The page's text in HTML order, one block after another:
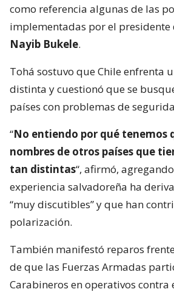
como referencia algunas de las
implementadas por el presidente
Nayib Bukele.
Tohá sostuvo que Chile enfrenta
distinta y cuestionó que se
países con problemas de
“No entiendo por qué tenemos
nombres de otros países que
tan distintas“, afirmó,
experiencia salvadoreña ha
“muy discutibles” y que han
polarización.
También manifestó reparos
de que las Fuerzas Armadas
Carabineros en operativos contra